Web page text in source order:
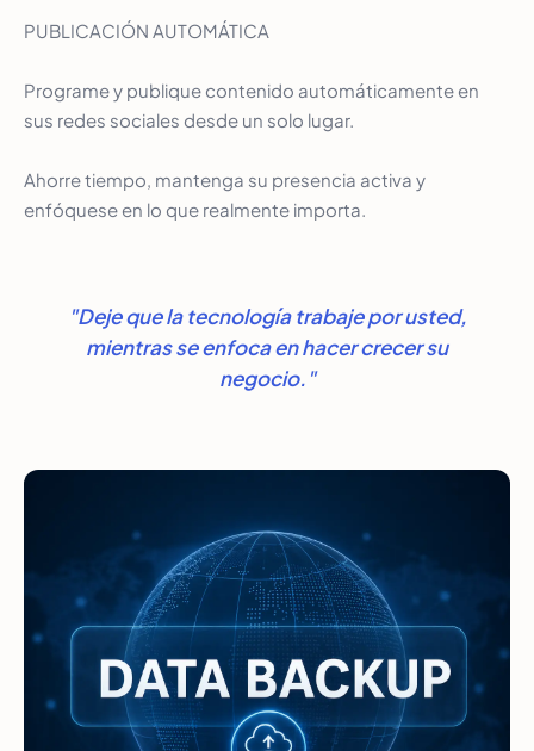
PUBLICACIÓN AUTOMÁTICA
Programe y publique contenido automáticamente en
sus redes sociales desde un solo lugar.
Ahorre tiempo, mantenga su presencia activa y
enfóquese en lo que realmente importa.
"Deje que la tecnología trabaje por usted,
mientras se enfoca en hacer crecer su
negocio."